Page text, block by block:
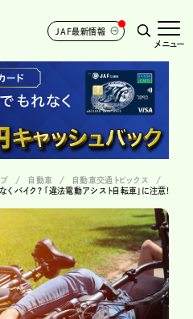
JAF最新情報
メニュー
プ 自動車
自動車交通トピックス
くバイク? 「違法電動アシスト自転車」に注意!